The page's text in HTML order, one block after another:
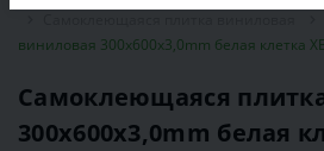
виниловая 300х600х3,0mm белая клетка
Самоклеющаяся
300х600х3,0mm белая